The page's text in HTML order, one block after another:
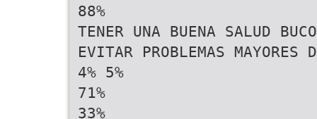
88%
TENER UNA BUENA SALUD
EVITAR PROBLEMAS MAYORES
4% 5%
71%
33%